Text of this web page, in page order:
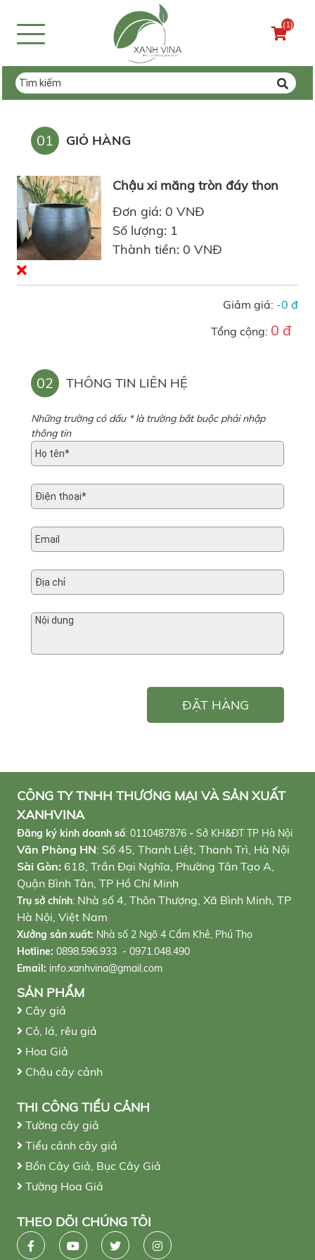
(1)
01 GIỎ HÀNG
Chậu xi măng tròn đáy thon
Đơn giá: 0 VNĐ
Số lượng: 1
Thành tiền: 0 VNĐ
Giảm giá: -0 đ
Tổng cộng: 0 đ
02 THÔNG TIN LIÊN HỆ
Những trường có dấu * là trường bắt buộc phải nhập
thông tin
ĐẶT HÀNG
CÔNG TY TNHH THƯƠNG MẠI VÀ SẢN XUẤT
XANHVINA
Đăng ký kinh doanh số: 0110487876 - Sở KH&ĐT TP Hà Nội
Văn Phòng HN: Số 45, Thanh Liệt, Thanh Trì, Hà Nội
Sài Gòn: 618, Trần Đại Nghĩa, Phường Tân Tạo A,
Quận Bình Tân, TP Hồ Chí Minh
Trụ sở chính: Nhà số 4, Thôn Thượng, Xã Bình Minh, TP
Hà Nội, Việt Nam
Xưởng sản xuất: Nhà số 2 Ngõ 4 Cẩm Khê, Phú Thọ
Hotline: 0898.596.933 - 0971.048.490
Email: info.xanhvina@gmail.com
SẢN PHẨM
Cây giả
Cỏ, lá, rêu giả
Hoa Giả
Chậu cây cảnh
THI CÔNG TIỂU CẢNH
Tường cây giả
Tiểu cảnh cây giả
Bồn Cây Giả, Bục Cây Giả
Tường Hoa Giả
THEO DÕI CHÚNG TÔI